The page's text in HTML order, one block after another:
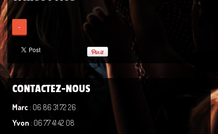
-
CONTACTEZ-NOUS
Marc : 06 86 31 72 26
Yvon : 06 77 41 42 08